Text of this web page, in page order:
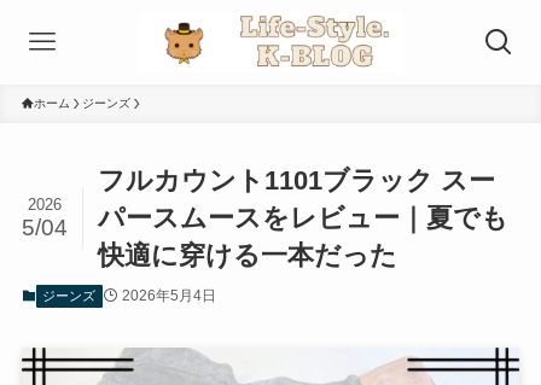
ホーム ジーンズ
フルカウント1101ブラック スー
パースムースをレビュー｜夏でも
快適に穿ける一本だった
2026
5/04
ジーンズ 2026年5月4日